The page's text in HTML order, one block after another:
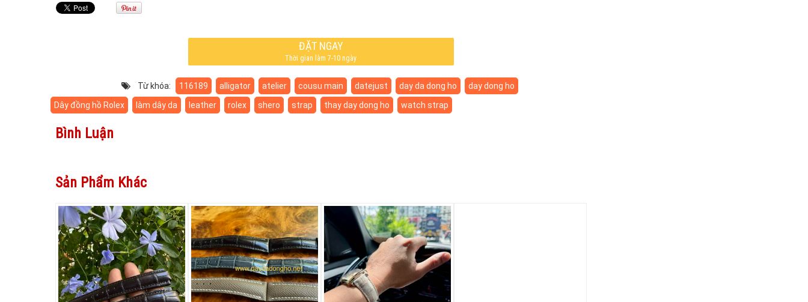
ĐẶT NGAY
Thời gian làm 7-10 ngày
Từ khóa: 116189 alligator atelier cousu main datejust day da dong ho
day dong ho
Dây đồng hồ Rolex
làm dây da leather rolex shero strap thay day dong ho watch strap
Bình Luận
Sản Phẩm Khác